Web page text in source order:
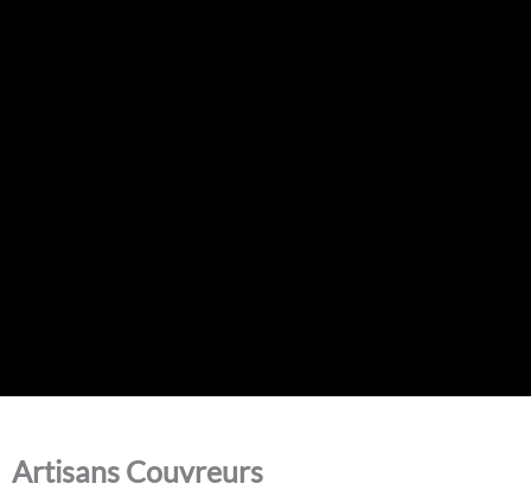
Artisans Couvreurs